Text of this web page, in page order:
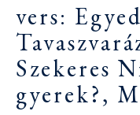
vers:
Szekeres
gyerek?,